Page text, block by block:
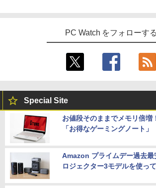
PC Watch をフォローする
Special Site
お値段そのままでメモリ倍増
「お得なゲーミングノート」
Amazon プライムデー過去
ロジェクター3モデルを使っ